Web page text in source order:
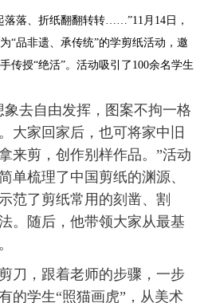
落、折纸翻翻转转……”11月14日，
“品非遗、承传统”的学剪纸活动，邀
传授“绝活”。活动吸引了100余名学生
去自由发挥，图案不拘一格
大家回家后，也可将家中旧
来剪，创作别样作品。”活动
单梳理了中国剪纸的渊源、
范了剪纸常用的刻凿、割
。随后，他带领大家从最基
，跟着老师的步骤，一步
的学生“照猫画虎”，从美术